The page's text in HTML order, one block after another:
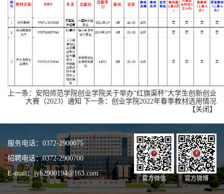
上一条： 安阳师范学院创业学院关于举办“红旗渠杯”大学生创新创业
大赛（2023）通知 下一条： 创业学院2022年春季教材选用情况
【关闭】
服务电话：0372-2900075
招聘电话：0372-2900700
E-mail：jyb2900194@163.com
官方微信 官方微博